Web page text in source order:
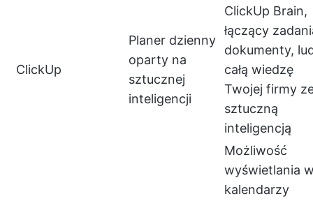
ClickUp
Planer dzienny
oparty na
sztucznej
inteligencji
ClickUp Brain,
łączący
dokumenty,
całą wiedzę
Twojej firmy
sztuczną
inteligencją
Możliwość
wyświetlania
kalendarzy